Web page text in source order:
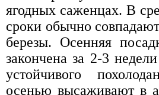
ягодных саженцах. В
сроки обычно
березы. Осенняя
закончена за 2-3
устойчивого
осенью высаживают в